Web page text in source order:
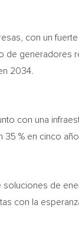
con un
de generadores
2034.
con una
35 % en cinco
de
con la